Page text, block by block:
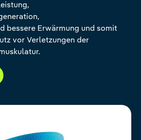
bessere Erwärmung und somit
vor Verletzungen der